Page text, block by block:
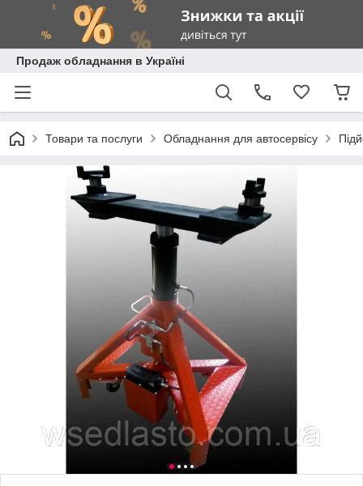
Продаж обладнання в Україні
Товари та послуги Обладнання для автосервісу